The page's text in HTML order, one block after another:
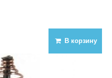
В корзину